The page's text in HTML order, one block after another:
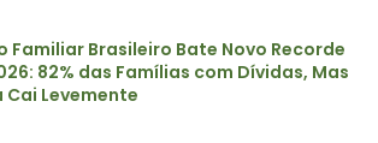
Familiar Brasileiro Bate Novo Recorde
82% das Famílias com Dívidas, Mas
Levemente